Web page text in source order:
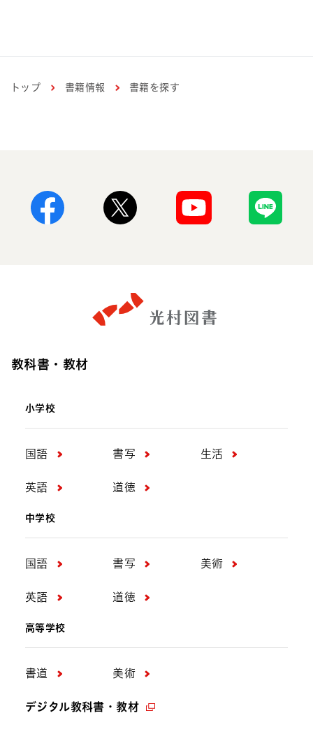
トップ 書籍情報 書籍を探す
教科書・教材
小学校
国語 書写 生活
英語 道徳
中学校
国語 書写 美術
英語 道徳
高等学校
書道 美術
デジタル教科書・教材